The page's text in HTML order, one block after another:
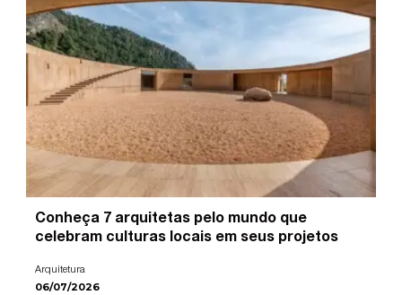
Conheça 7 arquitetas pelo mundo que
celebram culturas locais em seus projetos
Arquitetura
06/07/2026